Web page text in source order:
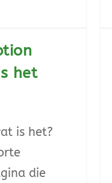
het
is het?
die